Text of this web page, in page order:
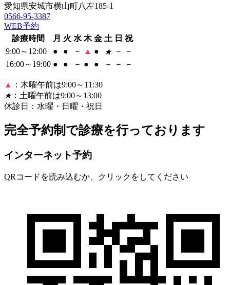
愛知県安城市横山町八左185-1
0566-95-3387
WEB予約
診療時間
月 火 水 木 金 土 日 祝
9:00～12:00
● ● － ▲ ● ★ －
－
16:00～19:00 ● ● － ● ● － － －
▲
：木曜午前は9:00～11:30
★：土曜午前は9:00～13:00
休診日：水曜・日曜・祝日
完全予約制で診療を行っております
インターネット予約
QRコードを読み込むか、クリックをしてください